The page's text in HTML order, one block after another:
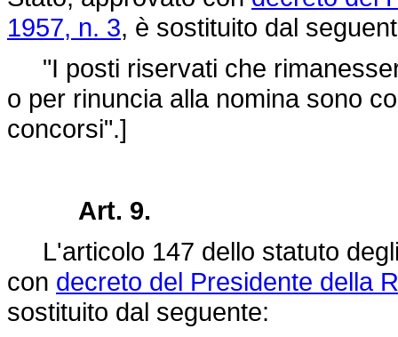
1957, n. 3, è sostituito dal
"I posti riservati che
o per rinuncia alla nomina sono
concorsi".]
Art. 9.
L'articolo 147 dello statuto
con decreto del Presidente della
sostituito dal seguente: